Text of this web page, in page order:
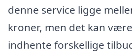
denne service ligge
kroner, men det kan
indhente forskellige